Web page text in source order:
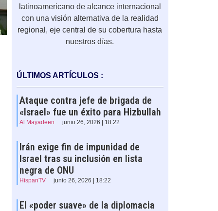
latinoamericano de alcance internacional
con una visión alternativa de la realidad
regional, eje central de su cobertura hasta
nuestros días.
ÚLTIMOS ARTÍCULOS :
Ataque contra jefe de brigada de
«Israel» fue un éxito para Hizbullah
Al Mayadeen junio 26, 2026 | 18:22
Irán exige fin de impunidad de
Israel tras su inclusión en lista
negra de ONU
HispanTV junio 26, 2026 | 18:22
El «poder suave» de la diplomacia